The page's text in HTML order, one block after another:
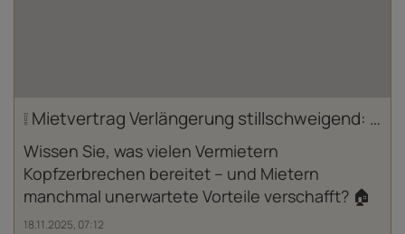
❕ Mietvertrag Verlängerung stillschweigend: So wird aus befristet plötzlich unbefristet
Wissen Sie, was vielen Vermietern
Kopfzerbrechen bereitet – und Mietern
manchmal unerwartete Vorteile verschafft? 🏠
18.11.2025, 07:12